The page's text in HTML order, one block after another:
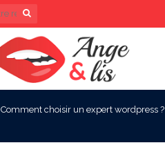
Comment choisir un expert wordpress ?